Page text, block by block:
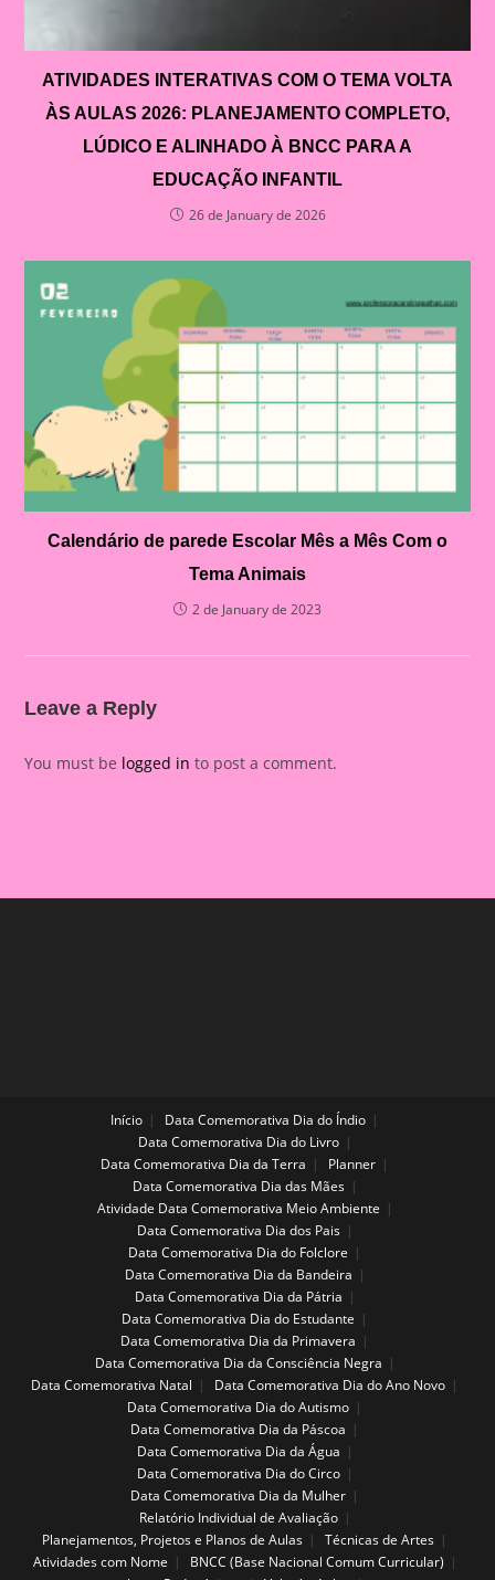
ATIVIDADES INTERATIVAS COM O TEMA VOLTA
ÀS AULAS 2026: PLANEJAMENTO COMPLETO,
LÚDICO E ALINHADO À BNCC PARA A
EDUCAÇÃO INFANTIL
26 de January de 2026
Calendário de parede Escolar Mês a Mês Com o
Tema Animais
2 de January de 2023
Leave a Reply
You must be logged in to post a comment.
Início
Data Comemorativa Dia do Índio
Data Comemorativa Dia do Livro
Data Comemorativa Dia da Terra
Planner
Data Comemorativa Dia das Mães
Atividade Data Comemorativa Meio Ambiente
Data Comemorativa Dia dos Pais
Data Comemorativa Dia do Folclore
Data Comemorativa Dia da Bandeira
Data Comemorativa Dia da Pátria
Data Comemorativa Dia do Estudante
Data Comemorativa Dia da Primavera
Data Comemorativa Dia da Consciência Negra
Data Comemorativa Natal
Data Comemorativa Dia do Ano Novo
Data Comemorativa Dia do Autismo
Data Comemorativa Dia da Páscoa
Data Comemorativa Dia da Água
Data Comemorativa Dia do Circo
Data Comemorativa Dia da Mulher
Relatório Individual de Avaliação
Planejamentos, Projetos e Planos de Aulas
Técnicas de Artes
Atividades com Nome
BNCC (Base Nacional Comum Curricular)